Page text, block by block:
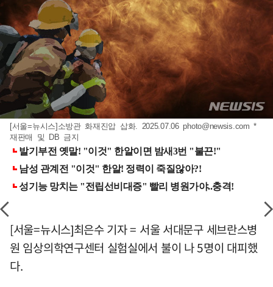
[서울=뉴시스]소방관 화재진압 삽화. 2025.07.06photo@newsis.com *
재판매 및 DB 금지
[서울=뉴시스]최은수 기자 = 서울 서대문구 세브란스병
원 임상의학연구센터 실험실에서 불이 나 5명이 대피했
다.